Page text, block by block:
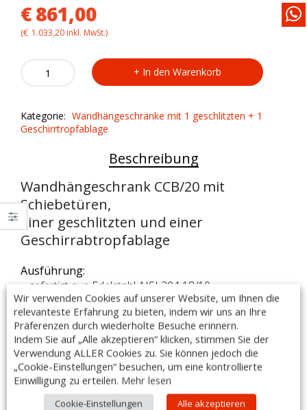
€861,00
(€ 1.033,20 inkl. MwSt.)
Wandhängeschrank
CCB/20
In den Warenkorb
Kategorie: Wandhängeschränke mit 1 geschlitzten + 1
Geschirrtropfablage
Beschreibung
Wandhängeschrank CCB/20 mit
Schiebetüren,
einer geschlitzten und einer
Geschirrabtropfablage
Ausführung:
– gefertigt aus Edelstahl AISI 304 18/10
– geschliffen, Scotch Brite.
– Boden und Zwischenbord mit Gitter
– inklusive Wandhalterung
– Maße: 2000x400x660mm
– Made in Italy
DIESER ARTIKEL IST AUCH MIT SONDERMAßEN
LIEFERBAR!
Wir verwenden Cookies auf unserer Website, um Ihnen die
relevanteste Erfahrung zu bieten, indem wir uns an Ihre
Präferenzen durch wiederholte Besuche erinnern.
Indem Sie auf „Alle akzeptieren“ klicken, stimmen Sie der
Verwendung ALLER Cookies zu. Sie können jedoch die
„Cookie-Einstellungen“ besuchen, um eine kontrollierte
Einwilligung zu erteilen. Mehr lesen
Cookie-Einstellungen Alle akzeptieren